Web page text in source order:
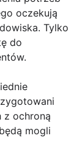
oczekują
Tylko
do
z ochroną
mogli